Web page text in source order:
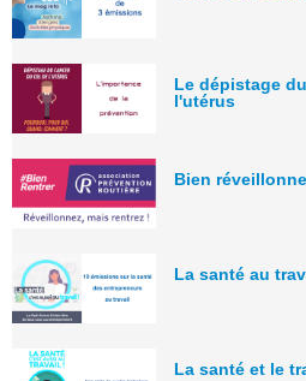
Le dépistage
l'utérus
Bien
La santé au
La santé et le